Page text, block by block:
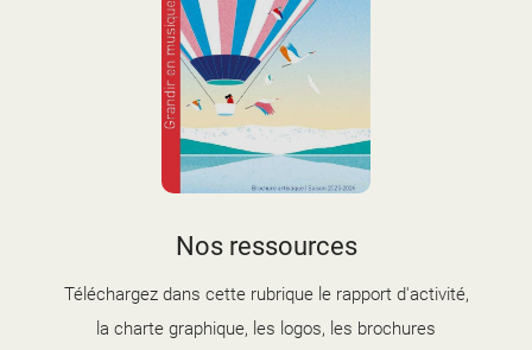
2025-2026.jpg
Nos ressources
Téléchargez dans cette rubrique le rapport d'activité,
la charte graphique, les logos, les brochures